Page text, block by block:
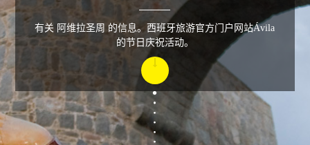
有关 阿维拉圣周 的信息。西班牙旅游官方门户网站Ávila
的节日庆祝活动。